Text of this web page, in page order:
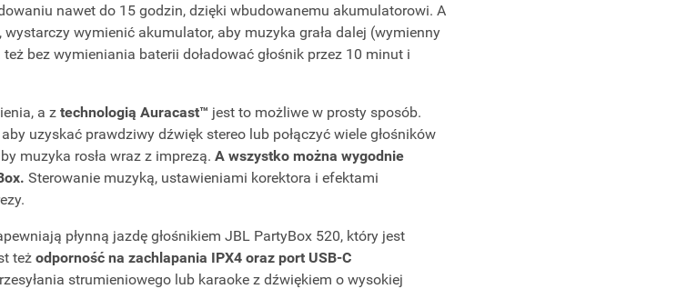
nawet do 15 godzin, dzięki wbudowanemu akumulatorowi. A
wymienić akumulator, aby muzyka grała dalej (wymienny
bez wymieniania baterii doładować głośnik przez 10 minut i
a z technologią Auracast™ jest to możliwe w prosty sposób.
aby uzyskać prawdziwy dźwięk stereo lub połączyć wiele głośników
muzyka rosła wraz z imprezą. A wszystko można wygodnie
Sterowanie muzyką, ustawieniami korektora i efektami
płynną jazdę głośnikiem JBL PartyBox 520, który jest
też odporność na zachlapania IPX4 oraz port USB-C
strumieniowego lub karaoke z dźwiękiem o wysokiej